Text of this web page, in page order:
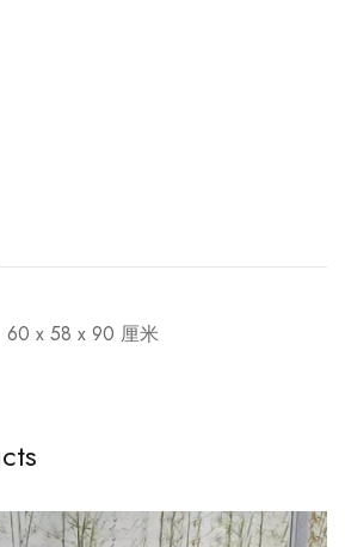
60 x 58 x 90 厘米